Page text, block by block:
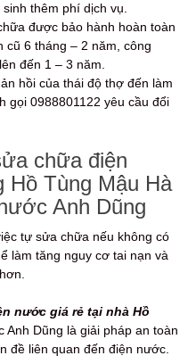
thêm phí dịch vụ.
được bảo hành hoàn toàn
cũ 6 tháng – 2 năm, công
đến 1 – 3 năm.
hồi của thái độ thợ đến làm
gọi 0988801122 yêu cầu đổi
chữa điện
Tùng Mậu Hà
Anh Dũng
tự sửa chữa nếu không có
làm tăng nguy cơ tai nạn và
nước giá rẻ tại nhà Hồ
Anh Dũng là giải pháp an toàn
đề liên quan đến điện nước.